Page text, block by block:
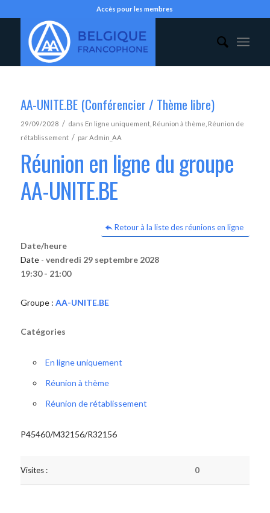
Accès pour les membres
AA-UNITE.BE (Conférencier / Thème libre)
29/09/2028 / dans En ligne uniquement, Réunion à thème Réunion de
rétablissement / parAdmin_AA
Réunion en ligne du groupe
AA-UNITE.BE
Retour à la liste des réunions en ligne
Date/heure
Date - vendredi 29 septembre 2028
19:30 - 21:00
Groupe : AA-UNITE.BE
Catégories
En ligne uniquement
Réunion à thème
Réunion de rétablissement
P45460/M32156/R32156
Visites : 0